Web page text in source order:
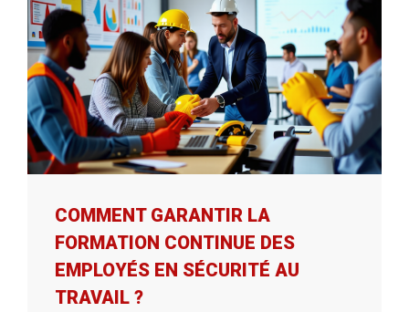
COMMENT GARANTIR LA
FORMATION CONTINUE DES
EMPLOYÉS EN SÉCURITÉ AU
TRAVAIL ?